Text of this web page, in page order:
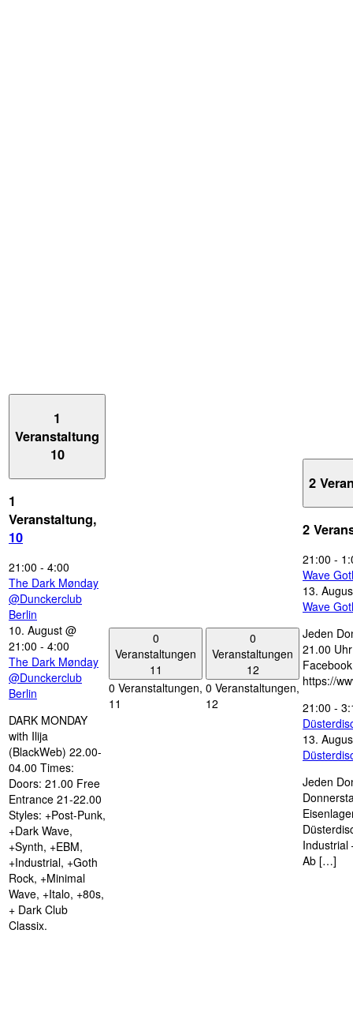
1
Veranstaltung
10
1
Veranstaltung,
10
21:00 - 4:00
The Dark Mønday
@Dunckerclub
Berlin
10. August @
21:00 - 4:00
The Dark Mønday
@Dunckerclub
Berlin
DARK MONDAY
with Ilija
(BlackWeb) 22.00-
04.00 Times:
Doors: 21.00 Free
Entrance 21-22.00
Styles: +Post-Punk,
+Dark Wave,
+Synth, +EBM,
+Industrial, +Goth
Rock, +Minimal
Wave, +Italo, +80s,
+ Dark Club
Classix.
0
Veranstaltungen
11
0 Veranstaltungen,
11
0
Veranstaltungen
12
0 Veranstaltungen,
12
2
2
21:00 -
Wave
13.
Wave
Jeden
21.00
https://
21:00 -
13.
Jeden
Industrial
Ab […]